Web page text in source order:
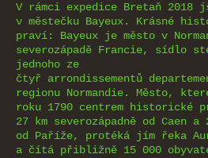
V rámci expedice Bretaň 2018
v městečku Bayeux. Krásné
praví: Bayeux je město v
severozápadě Francie, sídlo
jednoho ze
čtyř arrondissementů
regionu Normandie. Město,
roku 1790 centrem historické
27 km severozápadně od Caen a
od Paříže, protéká jím řeka
a čítá přibližně 15 000